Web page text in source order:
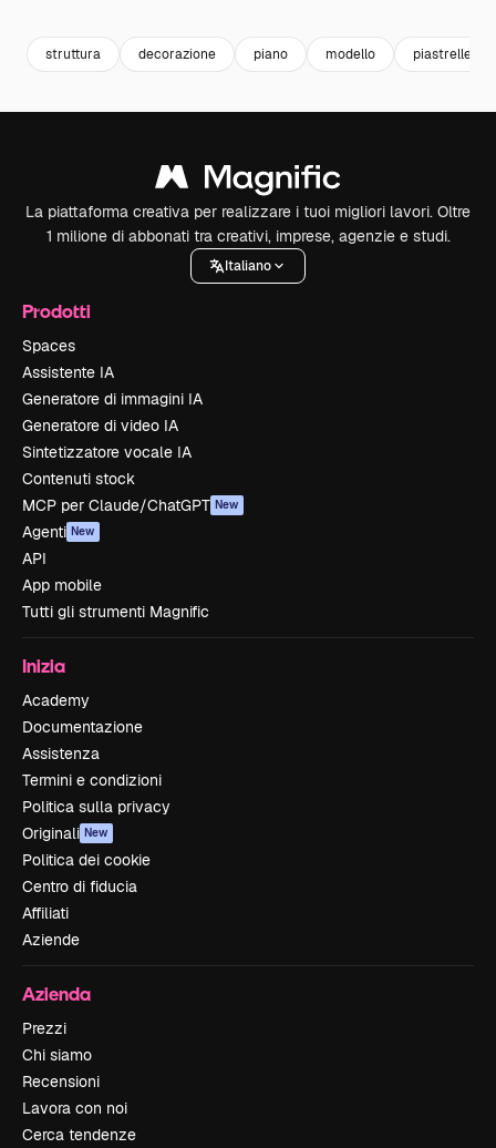
struttura decorazione piano modello piastrelle
La piattaforma creativa per realizzare i tuoi migliori lavori. Oltre
1 milione di abbonati tra creativi, imprese, agenzie e studi.
Italiano
Prodotti
Spaces
Assistente IA
Generatore di immagini IA
Generatore di video IA
Sintetizzatore vocale IA
Contenuti stock
MCP per Claude/ChatGPT New
Agenti New
API
App mobile
Tutti gli strumenti Magnific
Inizia
Academy
Documentazione
Assistenza
Termini e condizioni
Politica sulla privacy
Originali New
Politica dei cookie
Centro di fiducia
Affiliati
Aziende
Azienda
Prezzi
Chi siamo
Recensioni
Lavora con noi
Cerca tendenze